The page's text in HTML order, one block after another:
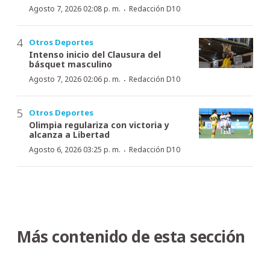
Agosto 7, 2026 02:08 p. m. · Redacción D10
Otros Deportes
Intenso inicio del Clausura del
básquet masculino
Agosto 7, 2026 02:06 p. m. · Redacción D10
Otros Deportes
Olimpia regulariza con victoria y
alcanza a Libertad
Agosto 6, 2026 03:25 p. m. · Redacción D10
Más contenido de esta sección